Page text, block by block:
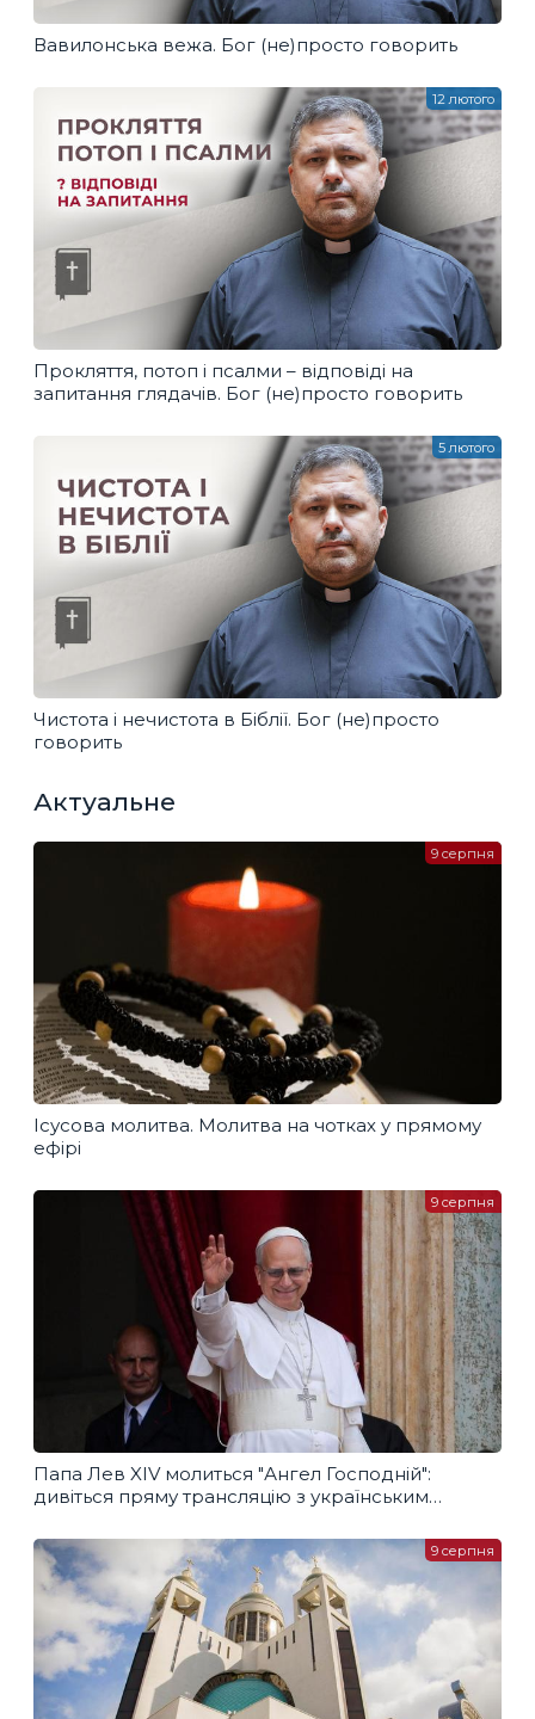
Вавилонська вежа. Бог (не)просто говорить
Прокляття, потоп і псалми – відповіді на
запитання глядачів. Бог (не)просто говорить
12 лютого
Чистота і нечистота в Біблії. Бог (не)просто
говорить
5 лютого
Актуальне
Ісусова молитва. Молитва на чотках у прямому
ефірі
9 серпня
Папа Лев XIV молиться "Ангел Господній":
дивіться пряму трансляцію з українським
9 серпня
9 серпня